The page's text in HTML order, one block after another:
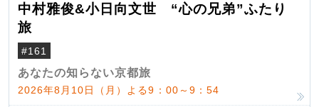
中村雅俊&小日向文世 “心の兄弟”ふたり
旅
#161
あなたの知らない京都旅
2026年8月10日（月）よる9：00～9：54